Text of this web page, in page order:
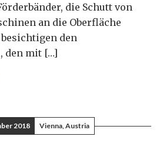
die Schutt von
an die Oberfläche
den
den mit […]
2018 Vienna, Austria